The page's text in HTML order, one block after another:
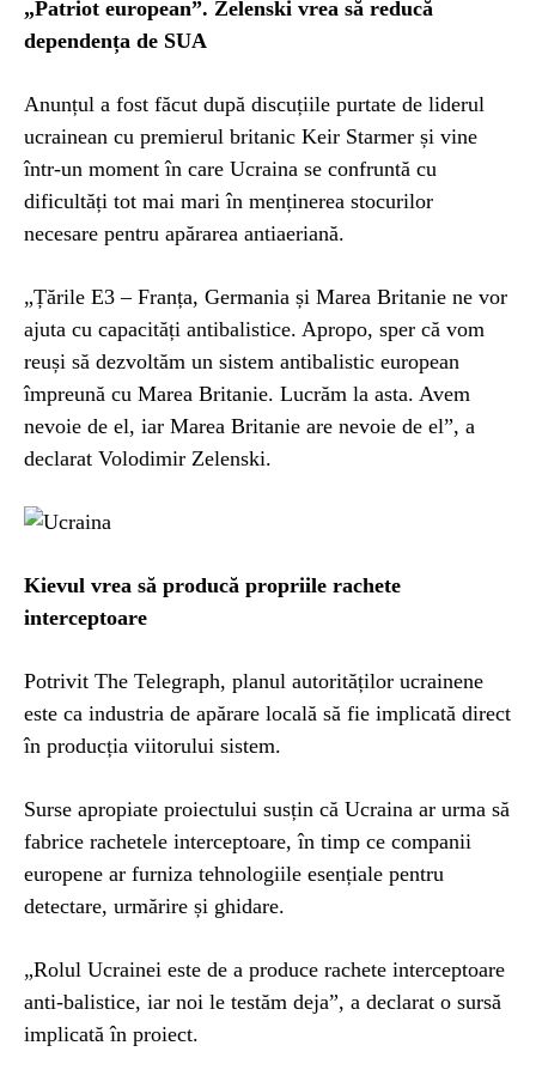
„Patriot european”. Zelenski vrea să reducă
dependența de SUA
Anunțul a fost făcut după discuțiile purtate de liderul
ucrainean cu premierul britanic Keir Starmer și vine
într-un moment în care Ucraina se confruntă cu
dificultăți tot mai mari în menținerea stocurilor
necesare pentru apărarea antiaeriană.
„Țările E3 – Franța, Germania și Marea Britanie ne vor
ajuta cu capacități antibalistice. Apropo, sper că vom
reuși să dezvoltăm un sistem antibalistic european
împreună cu Marea Britanie. Lucrăm la asta. Avem
nevoie de el, iar Marea Britanie are nevoie de el”, a
declarat Volodimir Zelenski.
Kievul vrea să producă propriile rachete
interceptoare
Potrivit The Telegraph, planul autorităților ucrainene
este ca industria de apărare locală să fie implicată direct
în producția viitorului sistem.
Surse apropiate proiectului susțin că Ucraina ar urma să
fabrice rachetele interceptoare, în timp ce companii
europene ar furniza tehnologiile esențiale pentru
detectare, urmărire și ghidare.
„Rolul Ucrainei este de a produce rachete interceptoare
anti-balistice, iar noi le testăm deja”, a declarat o sursă
implicată în proiect.